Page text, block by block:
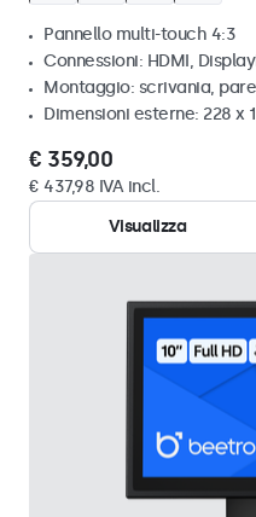
Pannello multi-touch 4:3
Connessioni: HDMI,
Montaggio: scrivania,
Dimensioni esterne: 228 x
€ 359,00
€ 437,98 IVA incl.
Visualizza